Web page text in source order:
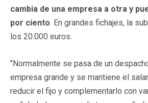
cambia de una empresa a otra y
por ciento. En grandes fichajes, la
los 20.000 euros.
"Normalmente se pasa de un
empresa grande y se mantiene el
reducir el fijo y complementarlo con